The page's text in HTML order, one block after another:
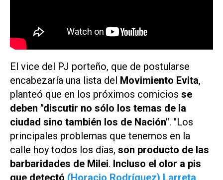
El vice del PJ porteño, que de postularse
encabezaría una lista del Movimiento Evita,
planteó que en los próximos comicios se
deben "discutir no sólo los temas de la
ciudad sino también los de Nación". "Los
principales problemas que tenemos en la
calle hoy todos los días, son producto de las
barbaridades de Milei. Incluso el olor a pis